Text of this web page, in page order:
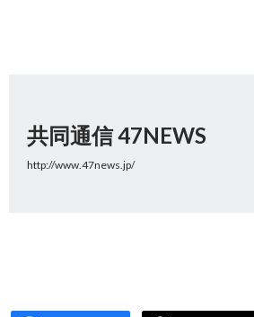
共同通信 47NEWS
http://www.47news.jp/